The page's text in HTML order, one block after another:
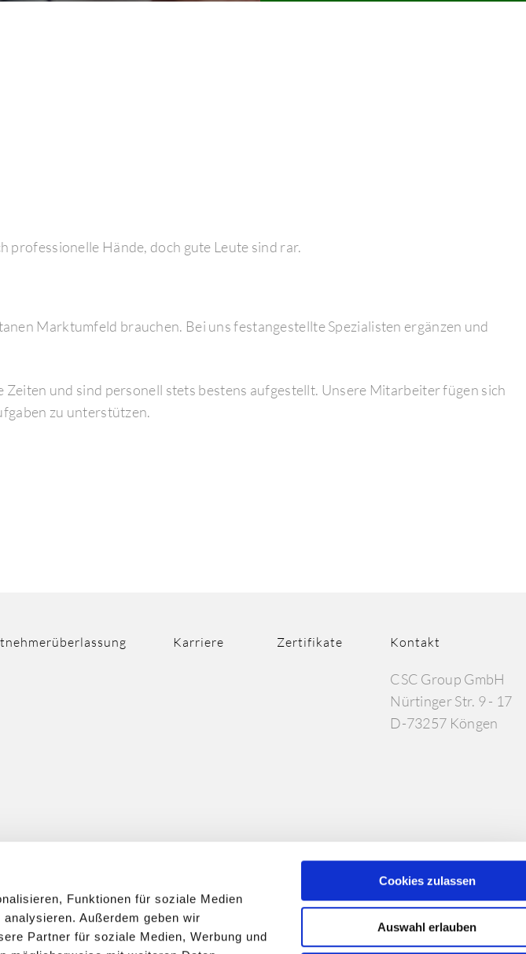
Funktionen für soziale Medien
Außerdem geben wir
Partner für soziale Medien, Werbung und
Cookies zulassen
Auswahl erlauben
professionelle Hände, doch gute Leute sind rar.
Marktumfeld brauchen. Bei uns festangestellte Spezialisten ergänzen und
und sind personell stets bestens aufgestellt. Unsere Mitarbeiter fügen sich
zu unterstützen.
Karriere Zertifikate Kontakt
CSC Group GmbH
Nürtinger Str. 9 - 17
D-73257 Köngen